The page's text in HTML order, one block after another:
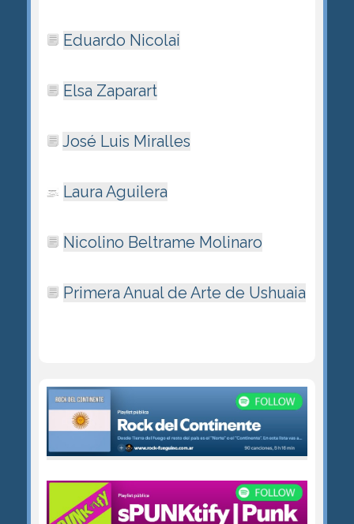
Eduardo Nicolai
Elsa Zaparart
José Luis Miralles
Laura Aguilera
Nicolino Beltrame Molinaro
Primera Anual de Arte de Ushuaia